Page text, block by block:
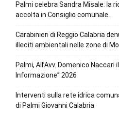
Palmi celebra Sandra Misale: la
accolta in Consiglio comunale.
Carabinieri di Reggio Calabria
illeciti ambientali nelle zone di
Palmi, All’Avv. Domenico
Informazione” 2026
Interventi sulla rete idrica
di Palmi Giovanni Calabria